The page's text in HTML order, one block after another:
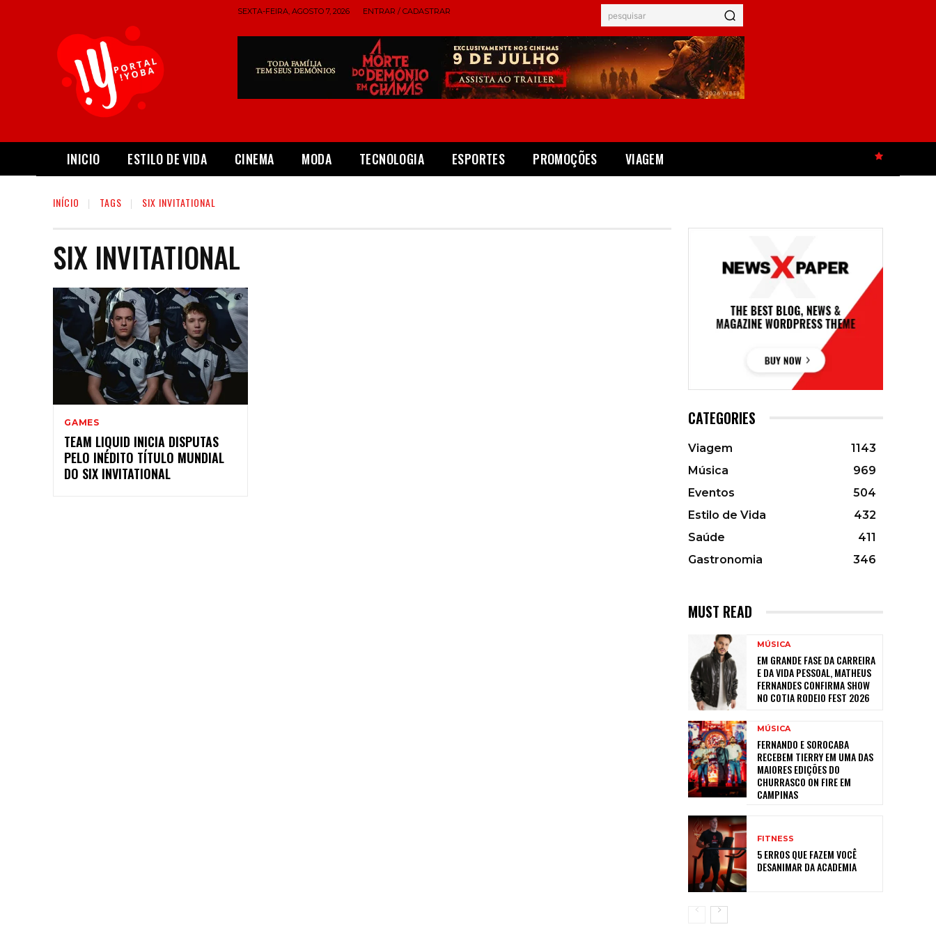
SEXTA-FEIRA, AGOSTO 7, 2026 ENTRAR / CADASTRAR pesquisar
INICIO ESTILO DE VIDA CINEMA MODA TECNOLOGIA ESPORTES PROMOÇÕES VIAGEM
INÍCIO TAGS SIX INVITATIONAL
SIX INVITATIONAL
GAMES
TEAM LIQUID INICIA DISPUTAS
PELO INÉDITO TÍTULO MUNDIAL
DO SIX INVITATIONAL
CATEGORIES
Viagem
1143
Música
969
Eventos
504
Estilo de Vida
432
Saúde
411
Gastronomia
346
MUST READ
MÚSICA
EM GRANDE FASE DA CARREIRA
E DA VIDA PESSOAL, MATHEUS
FERNANDES CONFIRMA SHOW
NO COTIA RODEIO FEST 2026
MÚSICA
FERNANDO E SOROCABA
RECEBEM TIERRY EM UMA DAS
MAIORES EDIÇÕES DO
CHURRASCO ON FIRE EM
CAMPINAS
FITNESS
5 ERROS QUE FAZEM VOCÊ
DESANIMAR DA ACADEMIA